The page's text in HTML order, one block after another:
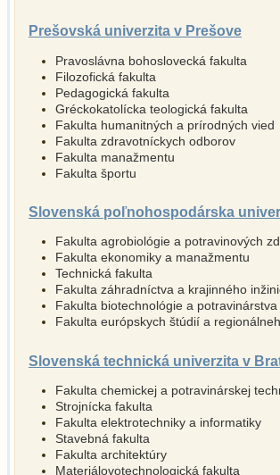
Prešovská univerzita v Prešove
Pravoslávna bohoslovecká fakulta
Filozofická fakulta
Pedagogická fakulta
Gréckokatolícka teologická fakulta
Fakulta humanitných a prírodných vied
Fakulta zdravotníckych odborov
Fakulta manažmentu
Fakulta športu
Slovenská poľnohospodárska
Fakulta agrobiológie a potravinových
Fakulta ekonomiky a manažmentu
Technická fakulta
Fakulta záhradníctva a krajinného
Fakulta biotechnológie a potravinárstva
Fakulta európskych štúdií a
Slovenská technická univerzita v
Fakulta chemickej a potravinárskej
Strojnícka fakulta
Fakulta elektrotechniky a informatiky
Stavebná fakulta
Fakulta architektúry
Materiálovotechno­logická fakulta